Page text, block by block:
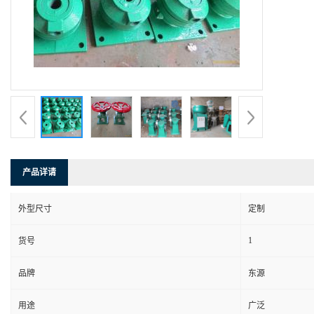
产品详请
外型尺寸 定制
货号 1
品牌 东源
用途 广泛